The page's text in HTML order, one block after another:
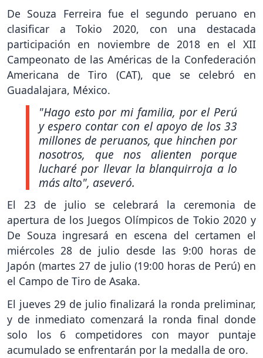
De Souza Ferreira fue el segundo peruano en
clasificar a Tokio 2020, con una destacada
participación en noviembre de 2018 en el XII
Campeonato de las Américas de la Confederación
Americana de Tiro (CAT), que se celebró en
Guadalajara, México.
"Hago esto por mi familia, por el Perú
y espero contar con el apoyo de los 33
millones de peruanos, que hinchen por
nosotros, que nos alienten porque
lucharé por llevar la blanquirroja a lo
más alto", aseveró.
El 23 de julio se celebrará la ceremonia de
apertura de los Juegos Olímpicos de Tokio 2020 y
De Souza ingresará en escena del certamen el
miércoles 28 de julio desde las 9:00 horas de
Japón (martes 27 de julio (19:00 horas de Perú) en
el Campo de Tiro de Asaka.
El jueves 29 de julio finalizará la ronda preliminar,
y de inmediato comenzará la ronda final donde
solo los 6 competidores con mayor puntaje
acumulado se enfrentarán por la medalla de oro.